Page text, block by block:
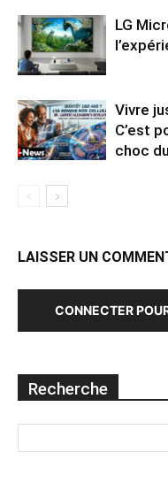
LG
Vivre
C’est
choc
LAISSER UN
CONNECTER
Recherche